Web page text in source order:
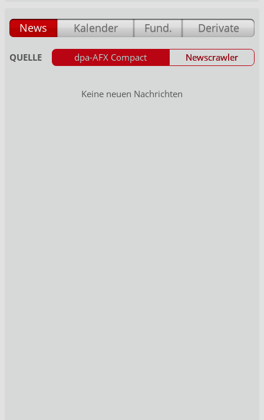
News Kalender Fund. Derivate
QUELLE dpa-AFX Compact Newscrawler
Keine neuen Nachrichten